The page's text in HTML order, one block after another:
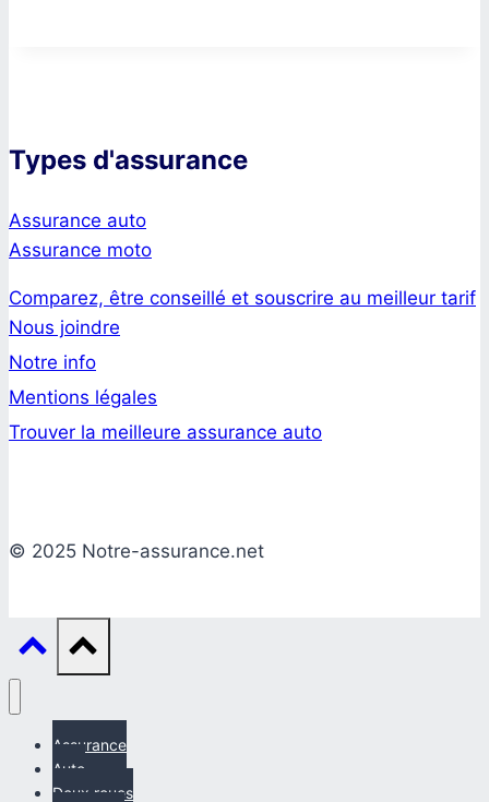
Types d'assurance
Assurance auto
Assurance moto
Comparez, être conseillé et souscrire au meilleur tarif
Nous joindre
Notre info
Mentions légales
Trouver la meilleure assurance auto
© 2025 Notre-assurance.net
Assurance
Auto
Deux roues